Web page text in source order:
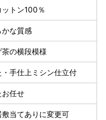
トン100％
かな質感
の横段模様
手仕上ミシン仕立付
お任せ
当てありに変更可